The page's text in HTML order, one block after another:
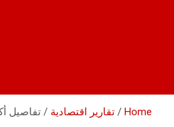
Home تقارير اقتصادية تفاصيل